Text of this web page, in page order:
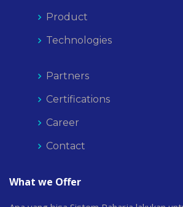
Product
Technologies
Partners
Certifications
Career
Contact
What we Offer